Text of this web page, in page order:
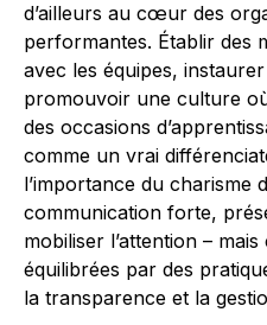
d’ailleurs au cœur des
performantes. Établir des
avec les équipes,
promouvoir une culture
des occasions
comme un vrai
l’importance du charisme
communication forte,
mobiliser l’attention –
équilibrées par des
la transparence et la